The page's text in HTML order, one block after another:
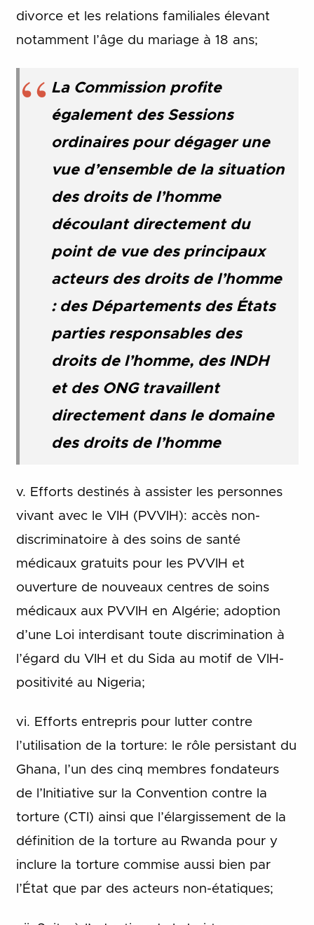
divorce et les relations familiales élevant
notamment l’âge du mariage à 18 ans;
La Commission profite
également des Sessions
ordinaires pour dégager une
vue d’ensemble de la situation
des droits de l’homme
découlant directement du
point de vue des principaux
acteurs des droits de l’homme
: des Départements des États
parties responsables des
droits de l’homme, des INDH
et des ONG travaillent
directement dans le domaine
des droits de l’homme
v. Efforts destinés à assister les personnes
vivant avec le VIH (PVVIH): accès non-
discriminatoire à des soins de santé
médicaux gratuits pour les PVVIH et
ouverture de nouveaux centres de soins
médicaux aux PVVIH en Algérie; adoption
d’une Loi interdisant toute discrimination à
l’égard du VIH et du Sida au motif de VIH-
positivité au Nigeria;
vi. Efforts entrepris pour lutter contre
l’utilisation de la torture: le rôle persistant du
Ghana, l’un des cinq membres fondateurs
de l’Initiative sur la Convention contre la
torture (CTI) ainsi que l’élargissement de la
définition de la torture au Rwanda pour y
inclure la torture commise aussi bien par
l’État que par des acteurs non-étatiques;